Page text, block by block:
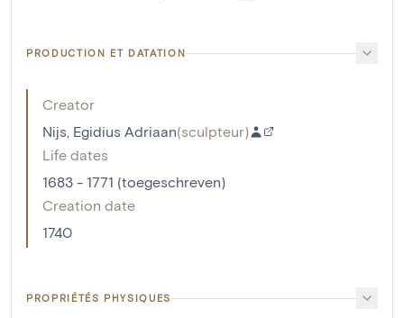
PRODUCTION ET DATATION
Creator
Nijs, Egidius Adriaan(sculpteur)
Life dates
1683 - 1771 (toegeschreven)
Creation date
1740
PROPRIÉTÉS PHYSIQUES